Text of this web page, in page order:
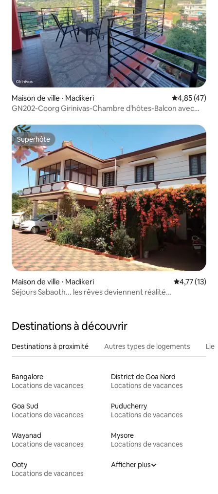
Maison de ville ⋅ Madikeri Évaluation
4,85 (47)
GN202-Coorg Girinivas-Chambre d'hôtes-Balcon avec
Superhôte
Superhôte
Maison de ville ⋅ Madikeri Évaluation
4,77 (13)
Séjours Sabaoth... les rêves deviennent réalité...
Destinations à découvrir
Destinations à proximité Autres types de logements
Bangalore
Locations de vacances
District de Goa Nord
Locations de vacances
Goa Sud
Locations de vacances
Puducherry
Locations de vacances
Wayanad
Locations de vacances
Mysore
Locations de vacances
Ooty
Locations de vacances
Afficher plus